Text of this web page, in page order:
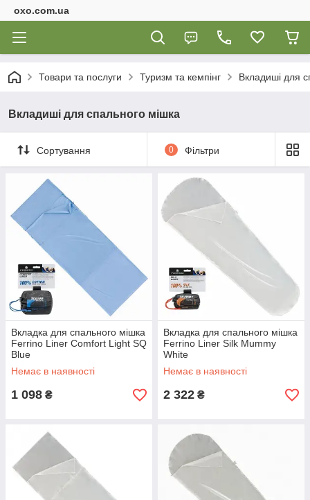
oxo.com.ua
Товари та послуги Туризм та кемпінг Вкладиші для
Вкладиші для спального мішка
Сортування 0 Фільтри
Вкладка для спального мішка
Ferrino Liner Comfort Light SQ
Blue
Немає в наявності
1 098 ₴
Вкладка для спального мішка
Ferrino Liner Silk Mummy
White
Немає в наявності
2 322 ₴